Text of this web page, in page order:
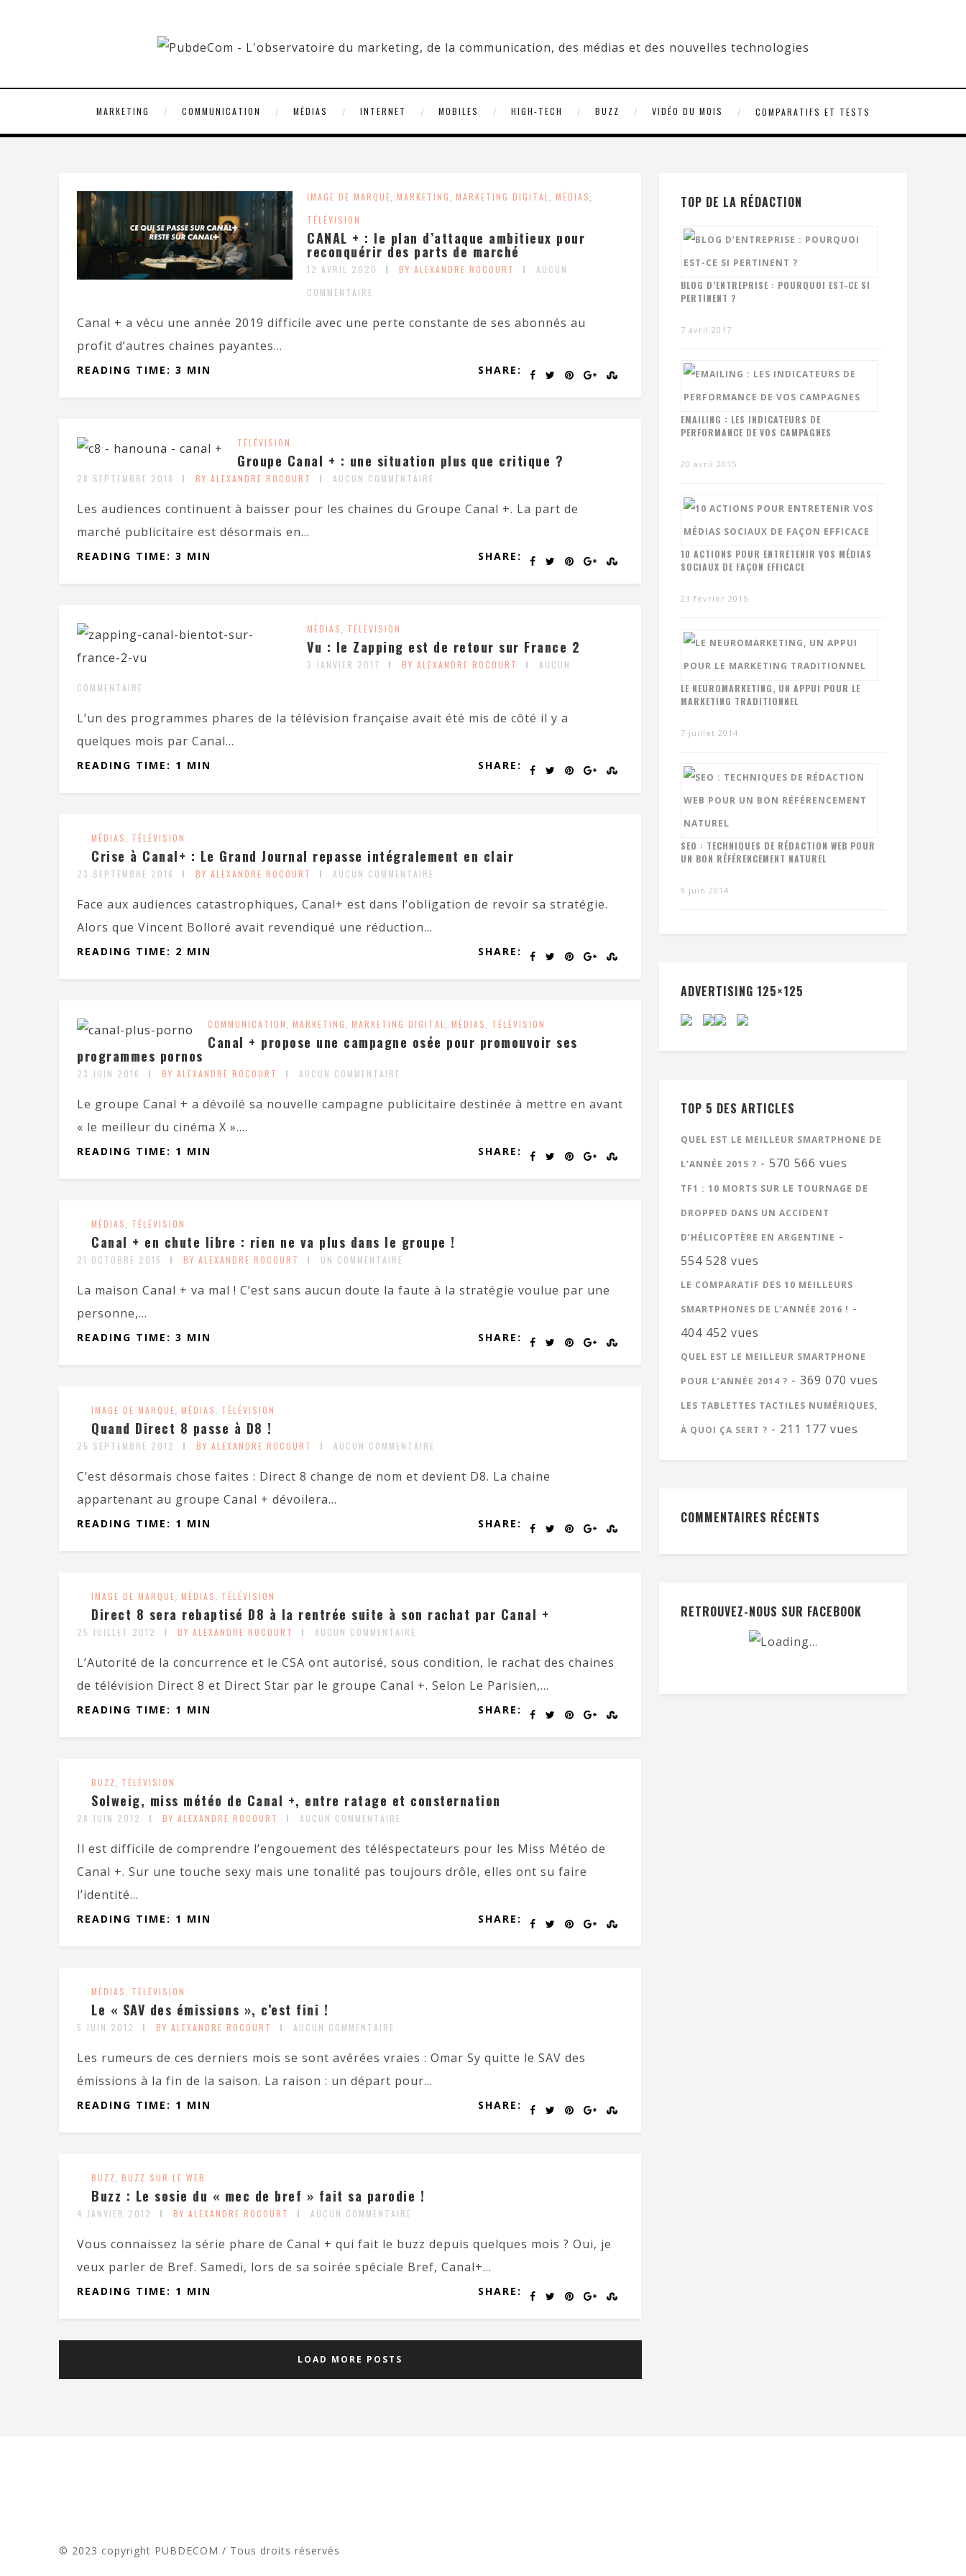
MARKETING COMMUNICATION MÉDIAS INTERNET MOBILES HIGH-TECH BUZZ VIDÉO DU MOIS COMPARATIFS ET TESTS
IMAGE DE MARQUE, MARKETING, MARKETING DIGITAL , MÉDIAS,
TÉLÉVISION
CANAL + : le plan d’attaque ambitieux pour
reconquérir des parts de marché
12 AVRIL 2020 BY ALEXANDRE ROCOURT
AUCUN
COMMENTAIRE
Canal + a vécu une année 2019 difficile avec une perte constante de ses abonnés au
profit d’autres chaines payantes...
SHARE:
READING TIME: 3 MIN
TÉLÉVISION
Groupe Canal + : une situation plus que critique ?
28 SEPTEMBRE 2018 BY ALEXANDRE ROCOURT AUCUN COMMENTAIRE
Les audiences continuent à baisser pour les chaines du Groupe Canal +. La part de
marché publicitaire est désormais en...
SHARE:
READING TIME: 3 MIN
MÉDIAS, TÉLÉVISION
Vu : le Zapping est de retour sur France 2
3 JANVIER 2017 BY ALEXANDRE ROCOURT
AUCUN
COMMENTAIRE
L’un des programmes phares de la télévision française avait été mis de côté il y a
quelques mois par Canal...
SHARE:
READING TIME: 1 MIN
MÉDIAS, TÉLÉVISION
Crise à Canal+ : Le Grand Journal repasse intégralement en clair
23 SEPTEMBRE 2016 BY ALEXANDRE ROCOURT AUCUN COMMENTAIRE
Face aux audiences catastrophiques, Canal+ est dans l’obligation de revoir sa stratégie.
Alors que Vincent Bolloré avait revendiqué une réduction...
SHARE:
READING TIME: 2 MIN
COMMUNICATION, MARKETING, MARKETING DIGITAL , MÉDIAS, TÉLÉVISION
Canal + propose une campagne osée pour promouvoir ses
programmes pornos
23 JUIN 2016 BY ALEXANDRE ROCOURT AUCUN COMMENTAIRE
Le groupe Canal + a dévoilé sa nouvelle campagne publicitaire destinée à mettre en avant
« le meilleur du cinéma X »....
SHARE:
READING TIME: 1 MIN
MÉDIAS, TÉLÉVISION
Canal + en chute libre : rien ne va plus dans le groupe !
21 OCTOBRE 2015 BY ALEXANDRE ROCOURT UN COMMENTAIRE
La maison Canal + va mal ! C’est sans aucun doute la faute à la stratégie voulue par une
personne,...
SHARE:
READING TIME: 3 MIN
IMAGE DE MARQUE, MÉDIAS, TÉLÉVISION
Quand Direct 8 passe à D8 !
25 SEPTEMBRE 2012 BY ALEXANDRE ROCOURT AUCUN COMMENTAIRE
C’est désormais chose faites : Direct 8 change de nom et devient D8. La chaine
appartenant au groupe Canal + dévoilera...
SHARE:
READING TIME: 1 MIN
IMAGE DE MARQUE, MÉDIAS, TÉLÉVISION
Direct 8 sera rebaptisé D8 à la rentrée suite à son rachat par Canal +
25 JUILLET 2012 BY ALEXANDRE ROCOURT AUCUN COMMENTAIRE
L’Autorité de la concurrence et le CSA ont autorisé, sous condition, le rachat des chaines
de télévision Direct 8 et Direct Star par le groupe Canal +. Selon Le Parisien,...
SHARE:
READING TIME: 1 MIN
BUZZ, TÉLÉVISION
Solweig, miss météo de Canal +, entre ratage et consternation
28 JUIN 2012 BY ALEXANDRE ROCOURT AUCUN COMMENTAIRE
Il est difficile de comprendre l’engouement des téléspectateurs pour les Miss Météo de
Canal +. Sur une touche sexy mais une tonalité pas toujours drôle, elles ont su faire
l’identité...
SHARE:
READING TIME: 1 MIN
MÉDIAS, TÉLÉVISION
Le « SAV des émissions », c’est fini !
5 JUIN 2012 BY ALEXANDRE ROCOURT AUCUN COMMENTAIRE
Les rumeurs de ces derniers mois se sont avérées vraies : Omar Sy quitte le SAV des
émissions à la fin de la saison. La raison : un départ pour...
SHARE:
READING TIME: 1 MIN
BUZZ, BUZZ SUR LE WEB
Buzz : Le sosie du « mec de bref » fait sa parodie !
4 JANVIER 2012 BY ALEXANDRE ROCOURT AUCUN COMMENTAIRE
Vous connaissez la série phare de Canal + qui fait le buzz depuis quelques mois ? Oui, je
veux parler de Bref. Samedi, lors de sa soirée spéciale Bref, Canal+...
SHARE:
READING TIME: 1 MIN
LOAD MORE POSTS
TOP DE LA RÉDACTION
BLOG D’ENTREPRISE : POURQUOI EST-CE SI
PERTINENT ?
7 avril 2017
EMAILING : LES INDICATEURS DE
PERFORMANCE DE VOS CAMPAGNES
20 avril 2015
10 ACTIONS POUR ENTRETENIR VOS MÉDIAS
SOCIAUX DE FAÇON EFFICACE
23 février 2015
LE NEUROMARKETING, UN APPUI POUR LE
MARKETING TRADITIONNEL
7 juillet 2014
SEO : TECHNIQUES DE RÉDACTION WEB POUR
UN BON RÉFÉRENCEMENT NATUREL
9 juin 2014
ADVERTISING 125×125
TOP 5 DES ARTICLES
QUEL EST LE MEILLEUR SMARTPHONE DE
L’ANNÉE 2015 ? - 570 566 vues
TF1 : 10 MORTS SUR LE TOURNAGE DE
DROPPED DANS UN ACCIDENT
D’HÉLICOPTÈRE EN ARGENTINE -
554 528 vues
LE COMPARATIF DES 10 MEILLEURS
SMARTPHONES DE L’ANNÉE 2016 ! -
404 452 vues
QUEL EST LE MEILLEUR SMARTPHONE
POUR L’ANNÉE 2014 ? - 369 070 vues
LES TABLETTES TACTILES NUMÉRIQUES,
À QUOI ÇA SERT ? - 211 177 vues
COMMENTAIRES RÉCENTS
RETROUVEZ-NOUS SUR FACEBOOK
© 2023 copyright PUBDECOM / Tous droits réservés